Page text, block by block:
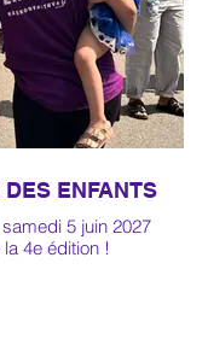
ENFANTS
5 juin 2027
4e édition !